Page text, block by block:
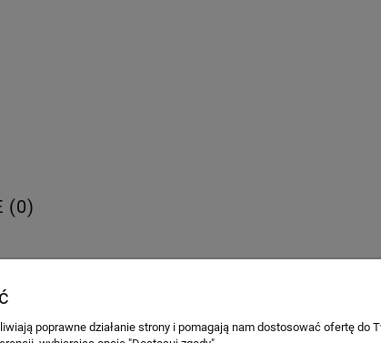
(0)
ZAKUPY
poprawne działanie strony i pomagają nam dostosować ofertę